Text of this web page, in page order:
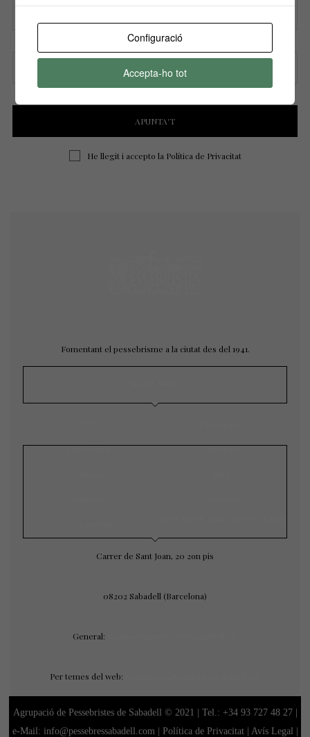
Nom
Correu electrònic
He llegit i accepto la Política de Privacitat
Fomentant el pessebrisme a la ciutat des del 1941.
Exposicions Concursos
Carrer de Sant Joan, 20 2on pis
08202 Sabadell (Barcelona)
General:
Per temes del web:
Agrupació de Pessebristes de Sabadell © 2021 | Tel.: +34 93 727 48 27|
e-Mail: info@pessebressabadell.com | Política de Privacitat| Avís Legal
Configuració
Accepta-ho tot